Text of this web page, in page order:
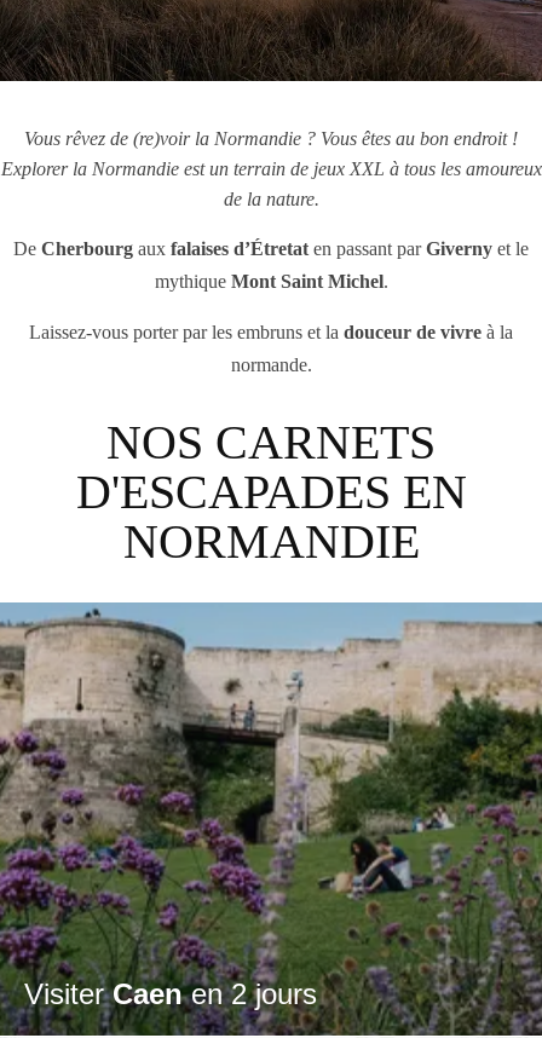
Vous rêvez de (re)voir la Normandie ? Vous êtes au bon endroit !
Explorer la Normandie est un terrain de jeux XXL à tous les amoureux
de la nature.
De Cherbourg aux falaises d’Étretat en passant parGiverny et le
mythique Mont Saint Michel.
Laissez-vous porter par les embruns et la douceur de vivre à la
normande.
NOS CARNETS
D'ESCAPADES EN
NORMANDIE
VisiterCaenen 2 jours